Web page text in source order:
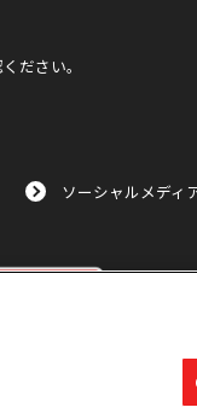
ださい。
ソーシャルメディ
する